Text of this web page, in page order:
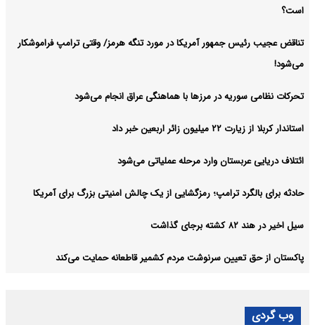
است؟
تناقض عجیب رئیس جمهور آمریکا در مورد تنگه هرمز/ وقتی ترامپ فراموشکار
می‌شود!
تحرکات نظامی سوریه در مرزها با هماهنگی عراق انجام می‌شود
استاندار کربلا از زیارت ۲۲ میلیون زائر اربعین خبر داد
ائتلاف دریایی عربستان وارد مرحله عملیاتی می‌شود
حادثه برای بالگرد ترامپ؛ رمزگشایی از یک چالش امنیتی بزرگ برای آمریکا
سیل اخیر در هند ۸۲ کشته برجای گذاشت
پاکستان از حق تعیین سرنوشت مردم کشمیر قاطعانه حمایت می‌کند
وب گردی